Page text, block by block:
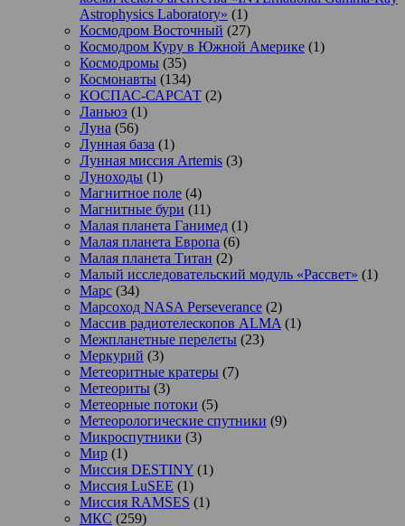
Astrophysics Laboratory» (1)
Космодром Восточный (27)
Космодром Куру в Южной Америке (1)
Космодромы (35)
Космонавты (134)
КОСПАС-САРСАТ (2)
Ланьюэ (1)
Луна (56)
Лунная база (1)
Лунная миссия Artemis (3)
Луноходы (1)
Магнитное поле (4)
Магнитные бури (11)
Малая планета Ганимед (1)
Малая планета Европа (6)
Малая планета Титан (2)
Малый исследовательский модуль «Рассвет» (1)
Марс (34)
Марсоход NASA Perseverance (2)
Массив радиотелескопов ALMA (1)
Межпланетные перелеты (23)
Меркурий (3)
Метеоритные кратеры (7)
Метеориты (3)
Метеорные потоки (5)
Метеорологические спутники (9)
Микроспутники (3)
Мир (1)
Миссия DESTINY (1)
Миссия LuSEE (1)
Миссия RAMSES (1)
МКС (259)